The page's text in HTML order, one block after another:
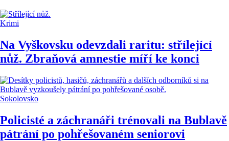
Krimi
Na Vyškovsku odevzdali raritu: střílející
nůž. Zbraňová amnestie míří ke konci
Sokolovsko
Policisté a záchranáři trénovali na Bublavě
pátrání po pohřešovaném seniorovi